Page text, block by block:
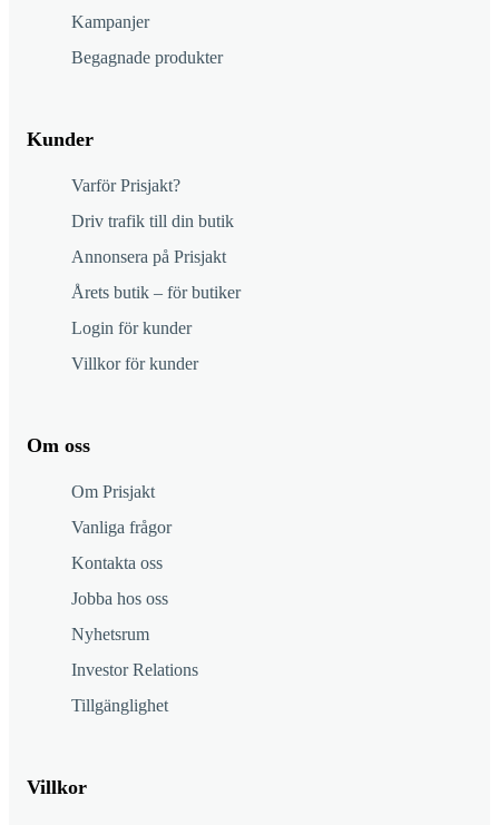
Kampanjer
Begagnade produkter
Kunder
Varför Prisjakt?
Driv trafik till din butik
Annonsera på Prisjakt
Årets butik – för butiker
Login för kunder
Villkor för kunder
Om oss
Om Prisjakt
Vanliga frågor
Kontakta oss
Jobba hos oss
Nyhetsrum
Investor Relations
Tillgänglighet
Villkor